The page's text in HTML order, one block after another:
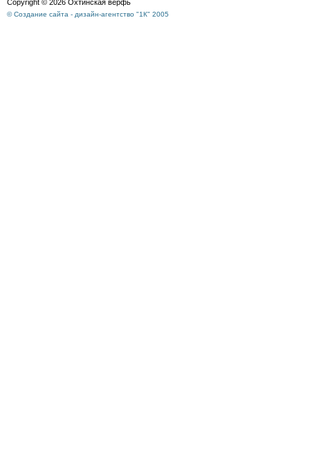
Copyright © 2026 Охтинская верфь
© Создание сайта - дизайн-агентство "1К" 2005